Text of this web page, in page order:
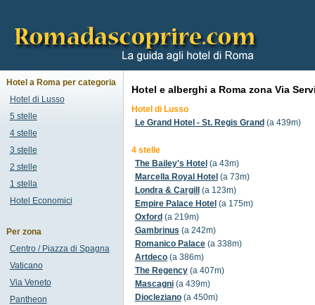
Hotel e alberghi a Roma zona Via
Hotel di Lusso
Le Grand Hotel - St. Regis Grand (a 439m)
4 stelle
The Bailey's Hotel (a 43m)
Marcella Royal Hotel (a 73m)
Londra & Cargill
(a 123m)
Empire Palace Hotel (a 175m)
Oxford (a 219m)
Gambrinus (a 242m)
Romanico Palace(a 338m)
Artdeco(a 386m)
The Regency(a 407m)
Mascagni(a 439m)
Diocleziano(a 450m)
Hotel a Roma per categoria
Hotel di Lusso
5 stelle
4 stelle
3 stelle
2 stelle
1 stella
Hotel Economici
Per zona
Centro / Piazza di Spagna
Vaticano
Via Veneto
Pantheon